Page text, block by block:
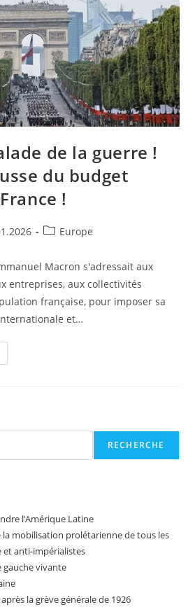
de la guerre !
du budget
!
Europe
Macron s'adressait aux
entreprises, aux collectivités
française, pour imposer sa
et…
RECHERCHE
l’Amérique Latine
mobilisation prolétarienne de tous les
anti-impérialistes
gauche vivante
la grève générale de 1926